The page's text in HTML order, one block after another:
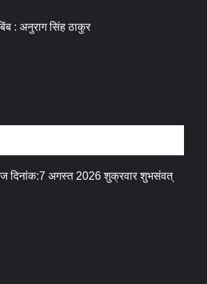
: अनुराग सिंह ठाकुर
दिनांक:7 अगस्त 2026 शुक्रवार शुभसंवत्